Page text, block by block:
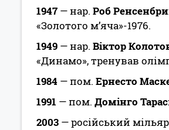
1947 — нар. Роб
«Золотого м’яча»-1976.
1949 — нар. Віктор
«Динамо», тренував
1984 — пом. Ернесто
1991 — пом. Домінго
2003 — російський